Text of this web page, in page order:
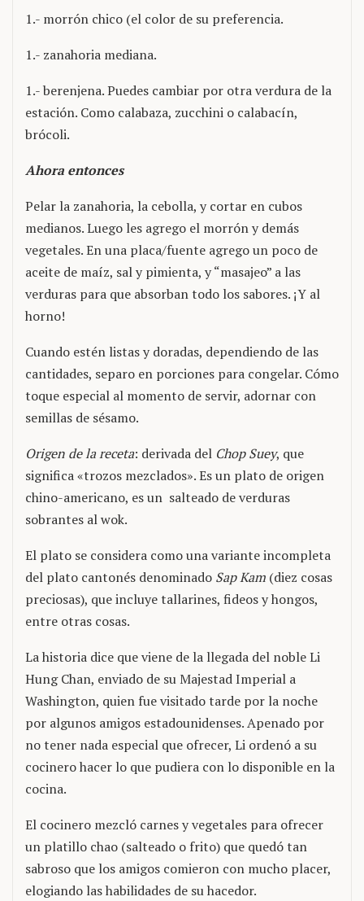
1.- morrón chico (el color de su preferencia.
1.- zanahoria mediana.
1.- berenjena. Puedes cambiar por otra verdura de la
estación. Como calabaza, zucchini o calabacín,
brócoli.
Ahora entonces
Pelar la zanahoria, la cebolla, y cortar en cubos
medianos. Luego les agrego el morrón y demás
vegetales. En una placa/fuente agrego un poco de
aceite de maíz, sal y pimienta, y “masajeo” a las
verduras para que absorban todo los sabores. ¡Y al
horno!
Cuando estén listas y doradas, dependiendo de las
cantidades, separo en porciones para congelar. Cómo
toque especial al momento de servir, adornar con
semillas de sésamo.
Origen de la receta: derivada del Chop Suey, que
significa «trozos mezclados». Es un plato de origen
chino-americano, es un salteado de verduras
sobrantes al wok.
El plato se considera como una variante incompleta
del plato cantonés denominado Sap Kam (diez cosas
preciosas), que incluye tallarines, fideos y hongos,
entre otras cosas.
La historia dice que viene de la llegada del noble Li
Hung Chan, enviado de su Majestad Imperial a
Washington, quien fue visitado tarde por la noche
por algunos amigos estadounidenses. Apenado por
no tener nada especial que ofrecer, Li ordenó a su
cocinero hacer lo que pudiera con lo disponible en la
cocina.
El cocinero mezcló carnes y vegetales para ofrecer
un platillo chao (salteado o frito) que quedó tan
sabroso que los amigos comieron con mucho placer,
elogiando las habilidades de su hacedor.